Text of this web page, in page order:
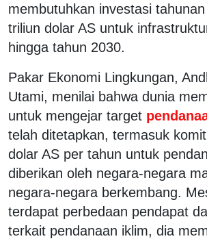
membutuhkan investasi
triliun dolar AS untuk
hingga tahun 2030.
Pakar Ekonomi Lingkungan,
Utami, menilai bahwa dunia
untuk mengejar target
telah ditetapkan, termasuk
dolar AS per tahun untuk
diberikan oleh negara-negara
negara-negara berkembang.
terdapat perbedaan pendapat
terkait pendanaan iklim, dia